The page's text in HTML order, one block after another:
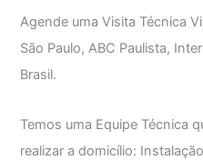
Agende uma Visita Técnica
São Paulo, ABC Paulista,
Brasil.
Temos uma Equipe Técnica
realizar a domicílio: